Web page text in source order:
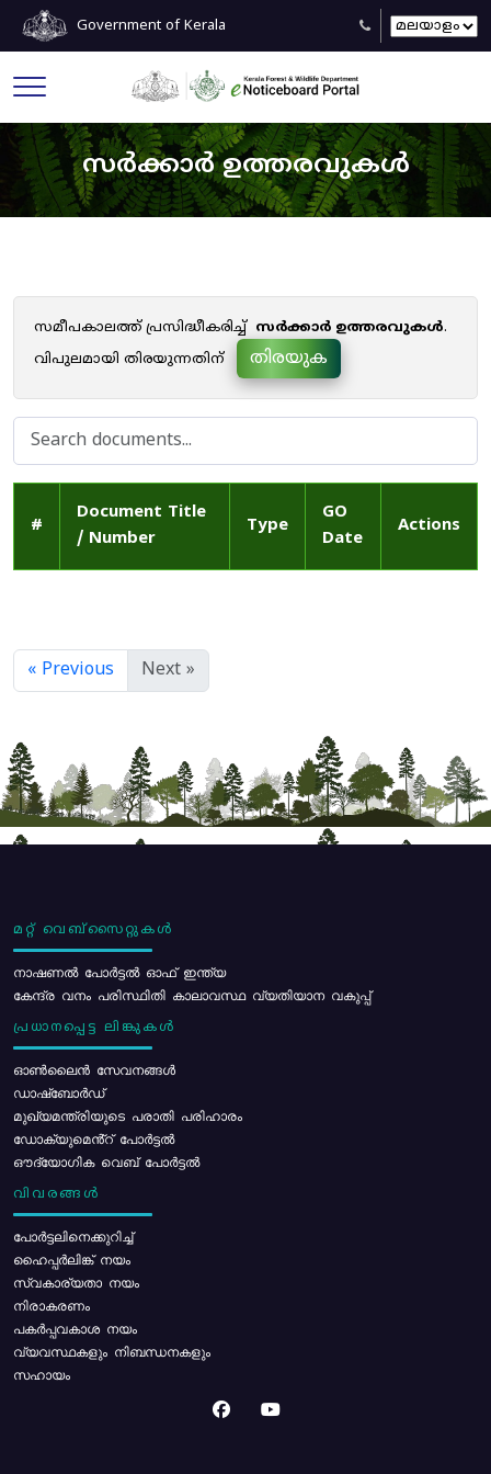
Government of Kerala
സർക്കാർ ഉത്തരവുകൾ
സമീപകാലത്ത് പ്രസിദ്ധീകരിച്ച് സർക്കാർ ഉത്തരവുകൾ.
വിപുലമായി തിരയുന്നതിന്
തിരയുക
#
Document Title
/ Number
Type
GO
Date
Actions
« Previous Next »
മറ്റ് വെബ്സൈറ്റുകൾ
നാഷണൽ പോർട്ടൽ ഓഫ് ഇന്ത്യ
കേന്ദ്ര വനം പരിസ്ഥിതി കാലാവസ്ഥ വ്യതിയാന വകുപ്പ്
പ്രധാനപ്പെട്ട ലിങ്കുകൾ
ഓൺലൈൻ സേവനങ്ങൾ
ഡാഷ്ബോർഡ്
മുഖ്യമന്ത്രിയുടെ പരാതി പരിഹാരം
ഡോക്യുമെൻ്റ് പോർട്ടൽ
ഔദ്യോഗിക വെബ് പോർട്ടൽ
വിവരങ്ങൾ
പോര്‍ട്ടലിനെക്കുറിച്ച്
ഹൈപ്പർലിങ്ക് നയം
സ്വകാര്യതാ നയം
നിരാകരണം
പകർപ്പവകാശ നയം
വ്യവസ്ഥകളും നിബന്ധനകളും
സഹായം